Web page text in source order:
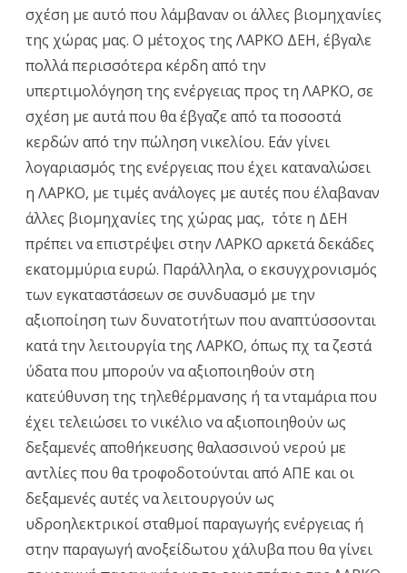
σχέση με αυτό που λάμβαναν οι άλλες βιομηχανίες
της χώρας μας. Ο μέτοχος της ΛΑΡΚΟ ΔΕΗ, έβγαλε
πολλά περισσότερα κέρδη από την
υπερτιμολόγηση της ενέργειας προς τη ΛΑΡΚΟ, σε
σχέση με αυτά που θα έβγαζε από τα ποσοστά
κερδών από την πώληση νικελίου. Εάν γίνει
λογαριασμός της ενέργειας που έχει καταναλώσει
η ΛΑΡΚΟ, με τιμές ανάλογες με αυτές που έλαβαναν
άλλες βιομηχανίες της χώρας μας, τότε η ΔΕΗ
πρέπει να επιστρέψει στην ΛΑΡΚΟ αρκετά δεκάδες
εκατομμύρια ευρώ. Παράλληλα, ο εκσυγχρονισμός
των εγκαταστάσεων σε συνδυασμό με την
αξιοποίηση των δυνατοτήτων που αναπτύσσονται
κατά την λειτουργία της ΛΑΡΚΟ, όπως πχ τα ζεστά
ύδατα που μπορούν να αξιοποιηθούν στη
κατεύθυνση της τηλεθέρμανσης ή τα νταμάρια που
έχει τελειώσει το νικέλιο να αξιοποιηθούν ως
δεξαμενές αποθήκευσης θαλασσινού νερού με
αντλίες που θα τροφοδοτούνται από ΑΠΕ και οι
δεξαμενές αυτές να λειτουργούν ως
υδροηλεκτρικοί σταθμοί παραγωγής ενέργειας ή
στην παραγωγή ανοξείδωτου χάλυβα που θα γίνει